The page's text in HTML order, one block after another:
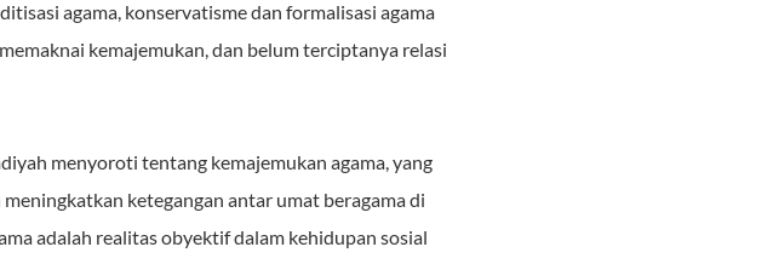
agama, konservatisme dan formalisasi agama
kemajemukan, dan belum terciptanya relasi
menyoroti tentang kemajemukan agama, yang
ketegangan antar umat beragama di
adalah realitas obyektif dalam kehidupan sosial